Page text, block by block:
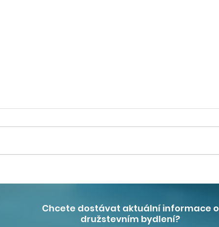
moci zaplacené úroky
přiznání
Chcete dostávat aktuální informace o
družstevním bydlení?